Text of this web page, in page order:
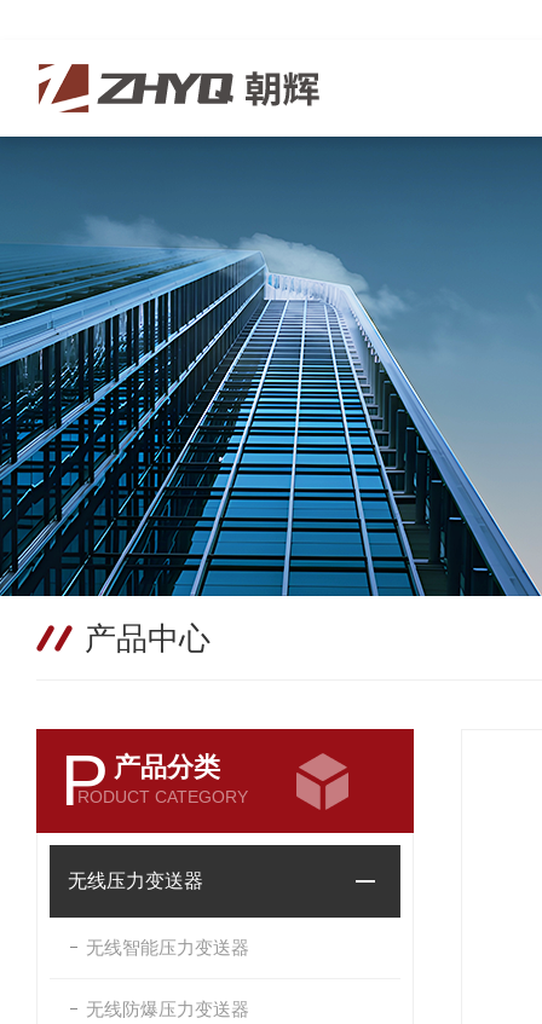
产品中心
P 产品分类
RODUCT CATEGORY
无线压力变送器
无线智能压力变送器
无线防爆压力变送器